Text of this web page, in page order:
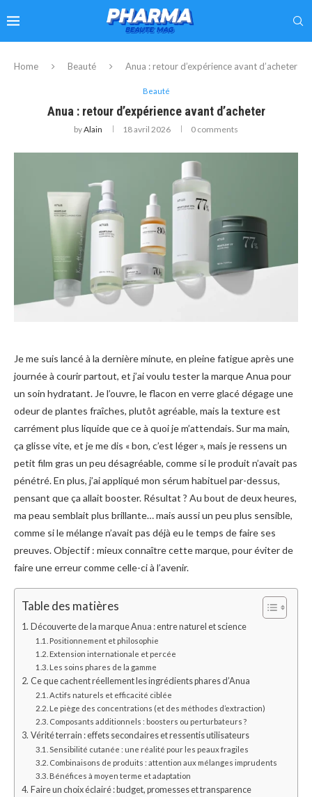
Home Beauté Anua : retour d’expérience avant d’acheter
Beauté
Anua : retour d’expérience avant d’acheter
byAlain 18 avril 2026 0 comments
Je me suis lancé à la dernière minute, en pleine fatigue après une
journée à courir partout, et j’ai voulu tester la marque Anua pour
un soin hydratant. Je l’ouvre, le flacon en verre glacé dégage une
odeur de plantes fraîches, plutôt agréable, mais la texture est
carrément plus liquide que ce à quoi je m’attendais. Sur ma main,
ça glisse vite, et je me dis « bon, c’est léger », mais je ressens un
petit film gras un peu désagréable, comme si le produit n’avait pas
pénétré. En plus, j’ai appliqué mon sérum habituel par-dessus,
pensant que ça allait booster. Résultat ? Au bout de deux heures,
ma peau semblait plus brillante… mais aussi un peu plus sensible,
comme si le mélange n’avait pas déjà eu le temps de faire ses
preuves. Objectif : mieux connaître cette marque, pour éviter de
faire une erreur comme celle-ci à l’avenir.
Table des matières
Découverte de la marque Anua : entre naturel et science
Positionnement et philosophie
Extension internationale et percée
Les soins phares de la gamme
Ce que cachent réellement les ingrédients phares d’Anua
Actifs naturels et efficacité ciblée
Le piège des concentrations (et des méthodes d’extraction)
Composants additionnels : boosters ou perturbateurs ?
Vérité terrain : effets secondaires et ressentis utilisateurs
Sensibilité cutanée : une réalité pour les peaux fragiles
Combinaisons de produits : attention aux mélanges imprudents
Bénéfices à moyen terme et adaptation
Faire un choix éclairé : budget, promesses et transparence